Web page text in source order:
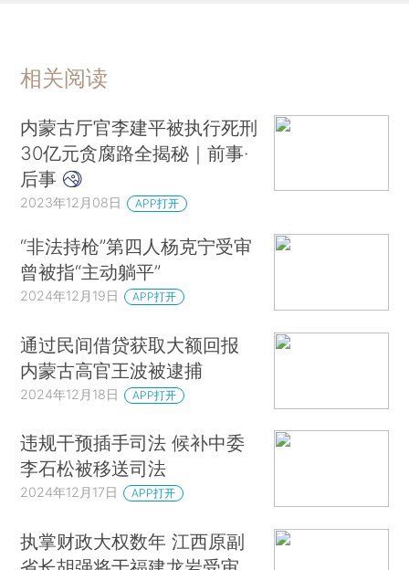
相关阅读
内蒙古厅官李建平被执行死刑
30亿元贪腐路全揭秘｜前事·
后事
2023年12月08日 APP打开
“非法持枪”第四人杨克宁受审
曾被指“主动躺平”
2024年12月19日 APP打开
通过民间借贷获取大额回报
内蒙古高官王波被逮捕
2024年12月18日 APP打开
违规干预插手司法 候补中委
李石松被移送司法
2024年12月17日 APP打开
执掌财政大权数年 江西原副